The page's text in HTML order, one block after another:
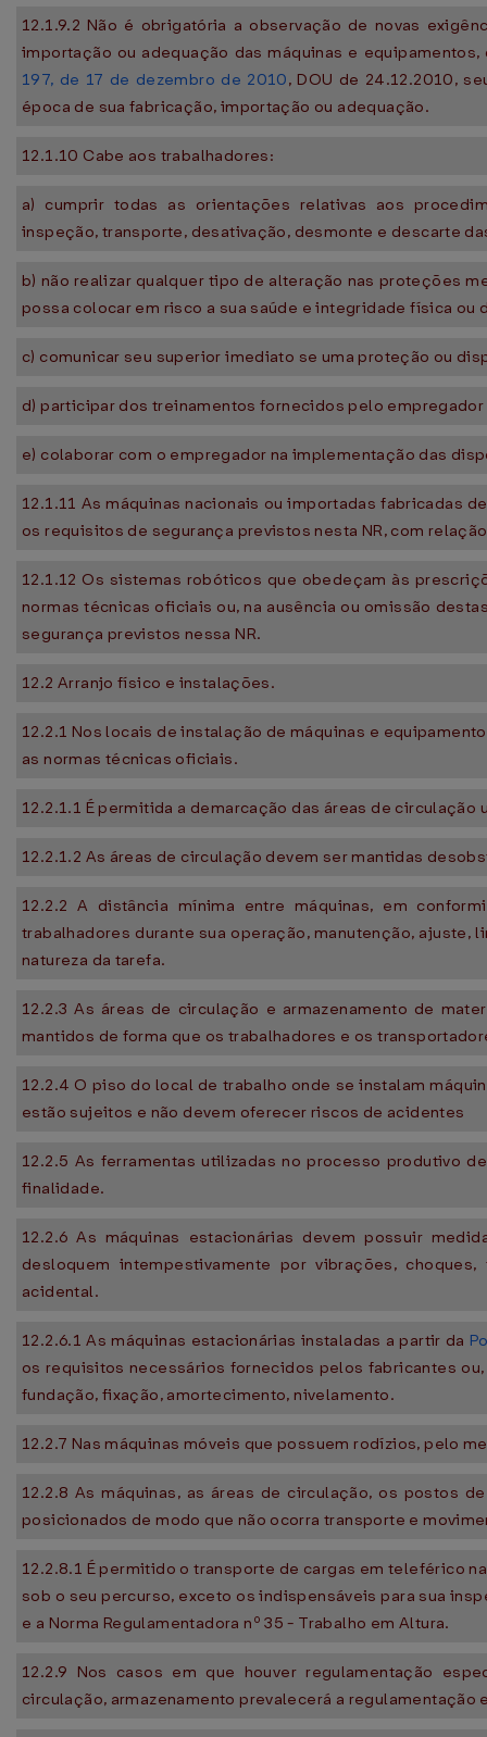
12.1.9.2 Não é obrigatória a observação de novas
importação ou adequação das máquinas e
197, de 17 de dezembro de 2010, DOU de 24.12.2010,
época de sua fabricação, importação ou adequação.
12.1.10 Cabe aos trabalhadores:
a) cumprir todas as orientações relativas aos
inspeção, transporte, desativação, desmonte e descarte
b) não realizar qualquer tipo de alteração nas proteções
possa colocar em risco a sua saúde e integridade física ou
c) comunicar seu superior imediato se uma proteção ou
d) participar dos treinamentos fornecidos pelo
e) colaborar com o empregador na implementação das
12.1.11 As máquinas nacionais ou importadas fabricadas
os requisitos de segurança previstos nesta NR, com
12.1.12 Os sistemas robóticos que obedeçam às
normas técnicas oficiais ou, na ausência ou omissão
segurança previstos nessa NR.
12.2 Arranjo físico e instalações.
12.2.1 Nos locais de instalação de máquinas e
as normas técnicas oficiais.
12.2.1.1 É permitida a demarcação das áreas de
12.2.1.2 As áreas de circulação devem ser mantidas
12.2.2 A distância mínima entre máquinas, em
trabalhadores durante sua operação, manutenção,
natureza da tarefa.
12.2.3 As áreas de circulação e armazenamento de
mantidos de forma que os trabalhadores e os
12.2.4 O piso do local de trabalho onde se instalam
estão sujeitos e não devem oferecer riscos de acidentes
12.2.5 As ferramentas utilizadas no processo produtivo
finalidade.
12.2.6 As máquinas estacionárias devem possuir
desloquem intempestivamente por vibrações,
acidental.
12.2.6.1 As máquinas estacionárias instaladas a partir da
os requisitos necessários fornecidos pelos fabricantes
fundação, fixação, amortecimento, nivelamento.
12.2.7 Nas máquinas móveis que possuem rodízios, pelo
12.2.8 As máquinas, as áreas de circulação, os postos
posicionados de modo que não ocorra transporte e
12.2.8.1 É permitido o transporte de cargas em teleférico
sob o seu percurso, exceto os indispensáveis para sua
e a Norma Regulamentadora nº 35 - Trabalho em Altura.
12.2.9 Nos casos em que houver regulamentação
circulação, armazenamento prevalecerá a regulamentação